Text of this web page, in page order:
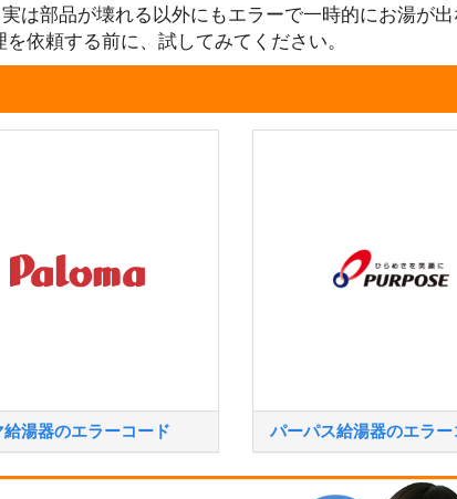
は部品が壊れる以外にもエラーで一時的にお湯が出
依頼する前に、試してみてください。
湯器のエラーコード パーパス給湯器のエラー